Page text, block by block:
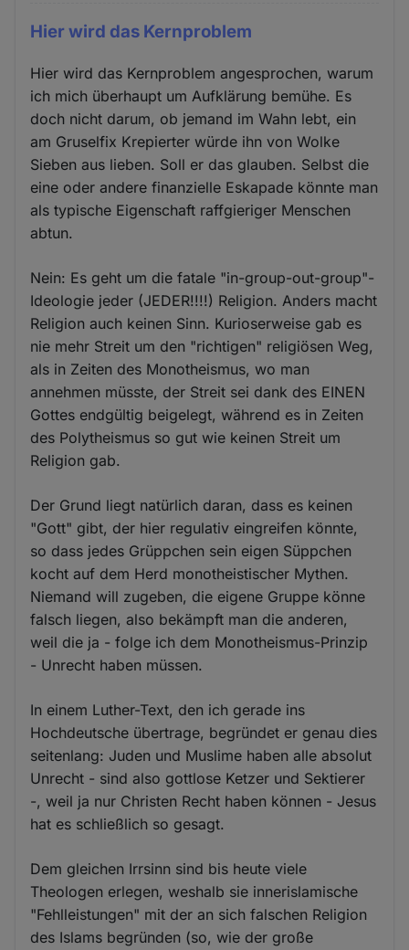
Hier wird das Kernproblem
Hier wird das Kernproblem angesprochen, warum
ich mich überhaupt um Aufklärung bemühe. Es
doch nicht darum, ob jemand im Wahn lebt, ein
am Gruselfix Krepierter würde ihn von Wolke
Sieben aus lieben. Soll er das glauben. Selbst die
eine oder andere finanzielle Eskapade könnte man
als typische Eigenschaft raffgieriger Menschen
abtun.
Nein: Es geht um die fatale "in-group-out-group"-
Ideologie jeder (JEDER!!!!) Religion. Anders macht
Religion auch keinen Sinn. Kurioserweise gab es
nie mehr Streit um den "richtigen" religiösen Weg,
als in Zeiten des Monotheismus, wo man
annehmen müsste, der Streit sei dank des EINEN
Gottes endgültig beigelegt, während es in Zeiten
des Polytheismus so gut wie keinen Streit um
Religion gab.
Der Grund liegt natürlich daran, dass es keinen
"Gott" gibt, der hier regulativ eingreifen könnte,
so dass jedes Grüppchen sein eigen Süppchen
kocht auf dem Herd monotheistischer Mythen.
Niemand will zugeben, die eigene Gruppe könne
falsch liegen, also bekämpft man die anderen,
weil die ja - folge ich dem Monotheismus-Prinzip
- Unrecht haben müssen.
In einem Luther-Text, den ich gerade ins
Hochdeutsche übertrage, begründet er genau dies
seitenlang: Juden und Muslime haben alle absolut
Unrecht - sind also gottlose Ketzer und Sektierer
-, weil ja nur Christen Recht haben können - Jesus
hat es schließlich so gesagt.
Dem gleichen Irrsinn sind bis heute viele
Theologen erlegen, weshalb sie innerislamische
"Fehlleistungen" mit der an sich falschen Religion
des Islams begründen (so, wie der große